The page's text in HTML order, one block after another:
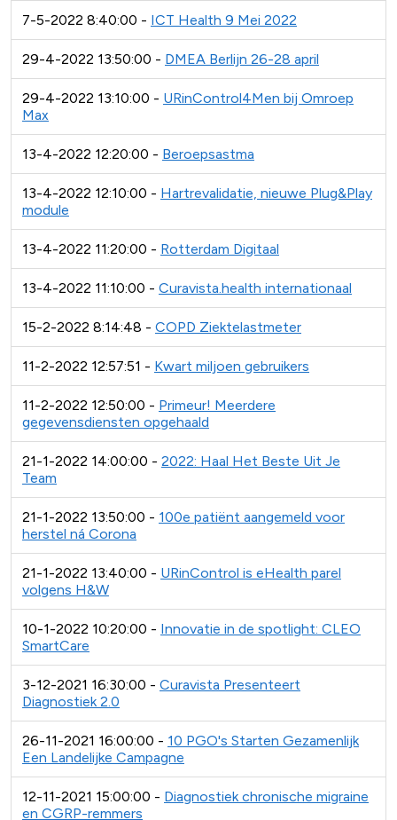
7-5-2022 8:40:00 - ICT Health 9 Mei 2022
29-4-2022 13:50:00 - DMEA Berlijn 26-28 april
29-4-2022 13:10:00 - URinControl4Men bij Omroep
Max
13-4-2022 12:20:00 - Beroepsastma
13-4-2022 12:10:00 - Hartrevalidatie, nieuwe Plug&Play
module
13-4-2022 11:20:00 - Rotterdam Digitaal
13-4-2022 11:10:00 - Curavista.health internationaal
15-2-2022 8:14:48 - COPD Ziektelastmeter
11-2-2022 12:57:51 - Kwart miljoen gebruikers
11-2-2022 12:50:00 - Primeur! Meerdere
gegevensdiensten opgehaald
21-1-2022 14:00:00 - 2022: Haal Het Beste Uit Je
Team
21-1-2022 13:50:00 - 100e patiënt aangemeld voor
herstel ná Corona
21-1-2022 13:40:00 - URinControl is eHealth parel
volgens H&W
10-1-2022 10:20:00 - Innovatie in de spotlight: CLEO
SmartCare
3-12-2021 16:30:00 - Curavista Presenteert
Diagnostiek 2.0
26-11-2021 16:00:00 - 10 PGO's Starten Gezamenlijk
Een Landelijke Campagne
12-11-2021 15:00:00 - Diagnostiek chronische migraine
en CGRP-remmers